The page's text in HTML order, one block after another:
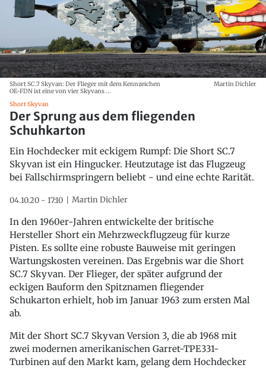
Short SC.7 Skyvan: Der Flieger mit dem Kennzeichen
OE-FDN ist eine von vier Skyvans ...
Martin Dichler
Short Skyvan
Der Sprung aus dem fliegenden
Schuhkarton
Ein Hochdecker mit eckigem Rumpf: Die Short SC.7
Skyvan ist ein Hingucker. Heutzutage ist das Flugzeug
bei Fallschirmspringern beliebt - und eine echte Rarität.
04.10.20 - 17:10 Martin Dichler
In den 1960er-Jahren entwickelte der britische
Hersteller Short ein Mehrzweckflugzeug für kurze
Pisten. Es sollte eine robuste Bauweise mit geringen
Wartungskosten vereinen. Das Ergebnis war die Short
SC.7 Skyvan. Der Flieger, der später aufgrund der
eckigen Bauform den Spitznamen fliegender
Schukarton erhielt, hob im Januar 1963 zum ersten Mal
ab.
Mit der Short SC.7 Skyvan Version 3, die ab 1968 mit
zwei modernen amerikanischen Garret-TPE331-
Turbinen auf den Markt kam, gelang dem Hochdecker